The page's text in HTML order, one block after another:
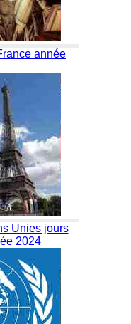
année
Unies jours
2024